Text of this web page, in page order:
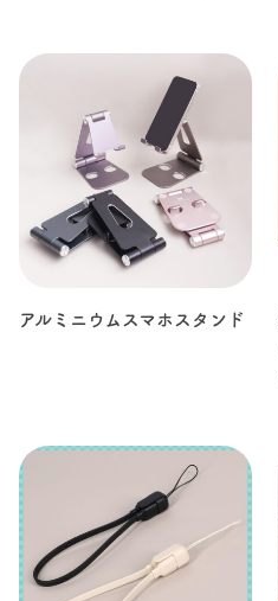
アルミニウムスマホスタンド